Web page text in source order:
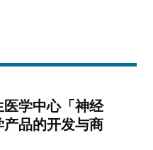
学中心「神经
品的开发与商